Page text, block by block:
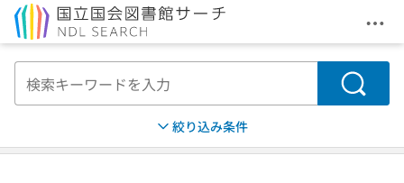
メ
検索
絞り込み条件